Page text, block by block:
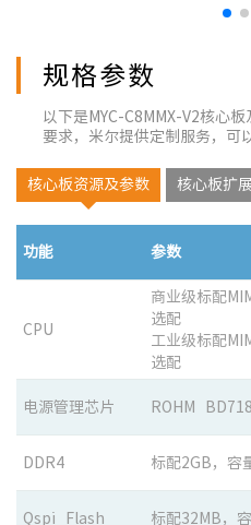
规格参数
以下是MYC-C8MMX-V2核心
要求，米尔提供定制服务，可
核心板资源及参数 核心板扩
功能 参数
CPU
商业级标配
选配
工业级标配
选配
电源管理芯片 ROHM
DDR4 标配2GB，容
Qspi Flash 标配32MB，